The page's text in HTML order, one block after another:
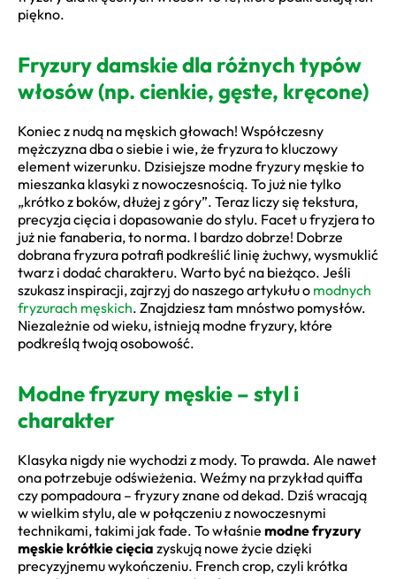
piękno.
Fryzury damskie dla różnych typów
włosów (np. cienkie, gęste, kręcone)
Koniec z nudą na męskich głowach! Współczesny
mężczyzna dba o siebie i wie, że fryzura to kluczowy
element wizerunku. Dzisiejsze modne fryzury męskie to
mieszanka klasyki z nowoczesnością. To już nie tylko
„krótko z boków, dłużej z góry”. Teraz liczy się tekstura,
precyzja cięcia i dopasowanie do stylu. Facet u fryzjera to
już nie fanaberia, to norma. I bardzo dobrze! Dobrze
dobrana fryzura potrafi podkreślić linię żuchwy, wysmuklić
twarz i dodać charakteru. Warto być na bieżąco. Jeśli
szukasz inspiracji, zajrzyj do naszego artykułu o modnych
fryzurach męskich. Znajdziesz tam mnóstwo pomysłów.
Niezależnie od wieku, istnieją modne fryzury, które
podkreślą twoją osobowość.
Modne fryzury męskie – styl i
charakter
Klasyka nigdy nie wychodzi z mody. To prawda. Ale nawet
ona potrzebuje odświeżenia. Weźmy na przykład quiffa
czy pompadoura – fryzury znane od dekad. Dziś wracają
w wielkim stylu, ale w połączeniu z nowoczesnymi
technikami, takimi jak fade. To właśnie modne fryzury
męskie krótkie cięcia zyskują nowe życie dzięki
precyzyjnemu wykończeniu. French crop, czyli krótka